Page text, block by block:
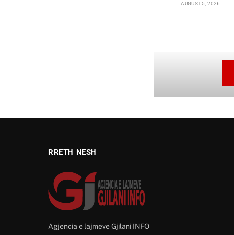
AUGUST 5, 2026
RRETH NESH
Agjencia e lajmeve Gjilani INFO